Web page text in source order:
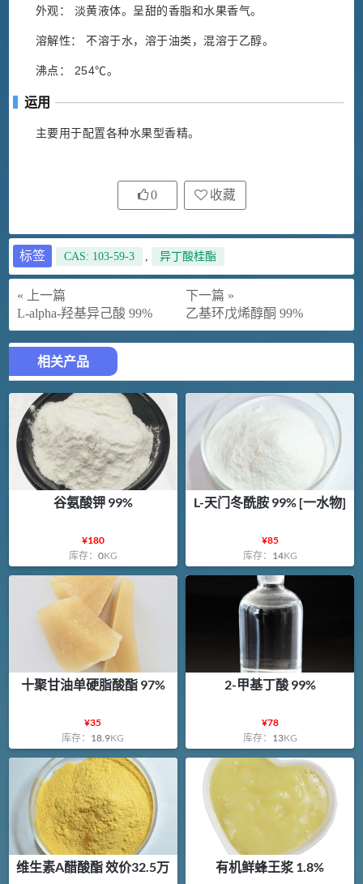
外观： 淡黄液体。呈甜的香脂和水果香气。
溶解性： 不溶于水，溶于油类，混溶于乙醇。
沸点： 254℃。
运用
主要用于配置各种水果型香精。
0 收藏
标签 CAS: 103-59-3 , 异丁酸桂酯
« 上一篇
L-alpha-羟基异己酸 99%
下一篇 »
乙基环戊烯醇酮 99%
相关产品
谷氨酸钾 99%
¥180
库存： 0KG
L-天门冬酰胺 99% [一水物]
¥85
库存： 14KG
十聚甘油单硬脂酸酯 97%
¥35
库存： 18.9KG
2-甲基丁酸 99%
¥78
库存： 13KG
维生素A醋酸酯 效价32.5万 有机鲜蜂王浆 1.8%